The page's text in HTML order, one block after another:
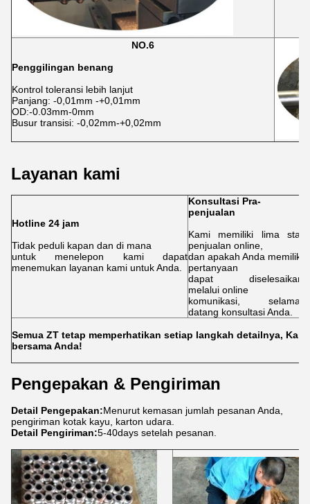
NO.6
Penggilingan benang
Kontrol toleransi lebih lanjut
Panjang: -0,01mm -+0,01mm
OD:-0.03mm-0mm
Busur transisi: -0,02mm-+0,02mm
Layanan kami
Hotline 24 jam
Tidak peduli kapan dan di mana
untuk menelepon kami dapat
menemukan layanan kami untuk Anda.
Konsultasi Pra-
penjualan
Kami memiliki lima staf
penjualan online,
dan apakah Anda memiliki
pertanyaan
dapat diselesaikan
melalui online
komunikasi, selamat
datang konsultasi Anda.
Semua ZT tetap memperhatikan setiap langkah detailnya,
bersama Anda!
Pengepakan & Pengiriman
Detail Pengepakan:Menurut kemasan jumlah pesanan Anda,
pengiriman kotak kayu, karton udara.
Detail Pengiriman:5-40days setelah pesanan.